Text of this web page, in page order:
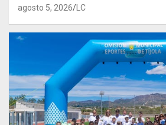
agosto 5, 2026 LC